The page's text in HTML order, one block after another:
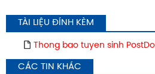
TÀI LIỆU ĐÍNH KÈM
Thong bao tuyen sinh
CÁC TIN KHÁC